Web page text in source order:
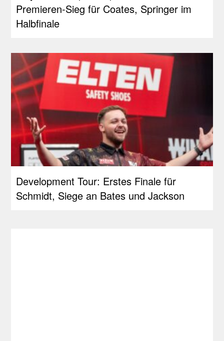
Premieren-Sieg für Coates, Springer im
Halbfinale
Development Tour: Erstes Finale für
Schmidt, Siege an Bates und Jackson